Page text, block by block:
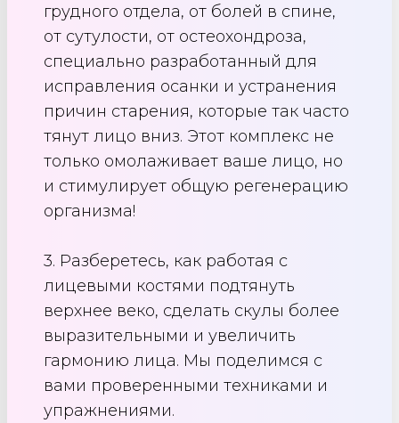
грудного отдела, от болей в спине,
от сутулости, от остеохондроза,
специально разработанный для
исправления осанки и устранения
причин старения, которые так часто
тянут лицо вниз. Этот комплекс не
только омолаживает ваше лицо, но
и стимулирует общую регенерацию
организма!
3. Разберетесь, как работая с
лицевыми костями подтянуть
верхнее веко, сделать скулы более
выразительными и увеличить
гармонию лица. Мы поделимся с
вами проверенными техниками и
упражнениями.